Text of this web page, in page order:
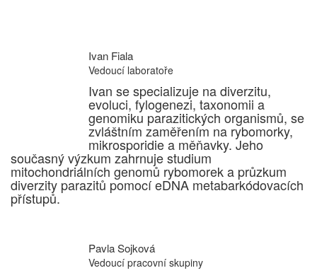
Ivan Fiala
Vedoucí laboratoře
Ivan se specializuje na diverzitu,
evoluci, fylogenezi, taxonomii a
genomiku parazitických organismů, se
zvláštním zaměřením na rybomorky,
mikrosporidie a měňavky. Jeho
současný výzkum zahrnuje studium
mitochondriálních genomů rybomorek a průzkum
diverzity parazitů pomocí eDNA metabarkódovacích
přístupů.
Pavla Sojková
Vedoucí pracovní skupiny